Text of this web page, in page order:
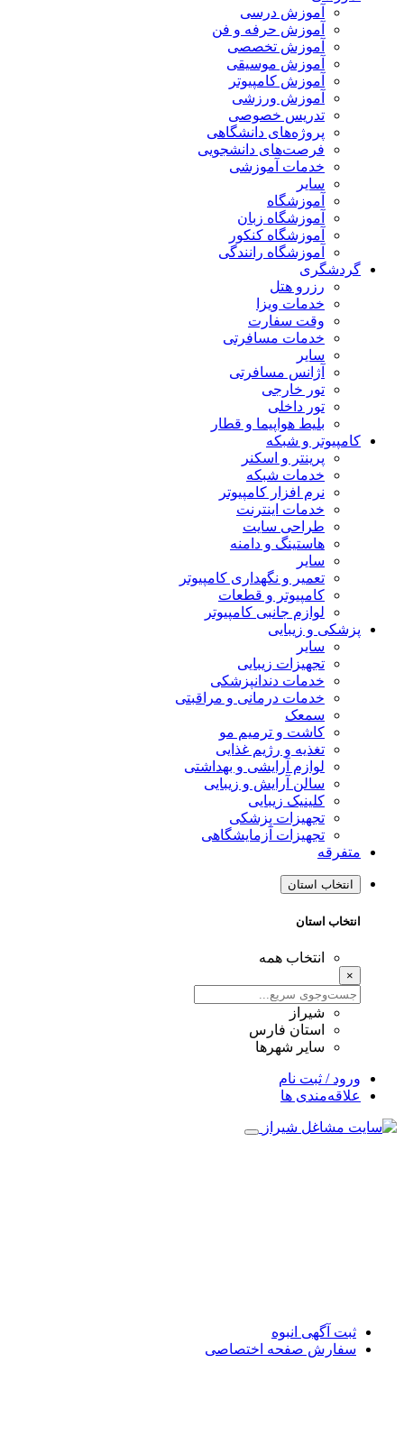
آموزش درسی
آموزش حرفه و فن
آموزش تخصصی
آموزش موسیقی
آموزش کامپیوتر
آموزش ورزشی
تدریس خصوصی
پروژه‌های دانشگاهی
فرصت‌های دانشجویی
خدمات آموزشی
سایر
آموزشگاه
آموزشگاه زبان
آموزشگاه کنکور
آموزشگاه رانندگی
گردشگری
رزرو هتل
خدمات ویزا
وقت سفارت
خدمات مسافرتی
سایر
آژانس مسافرتی
تور خارجی
تور داخلی
بلیط هواپیما و قطار
کامپیوتر و شبکه
پرینتر و اسکنر
خدمات شبکه
نرم افزار کامپیوتر
خدمات اینترنت
طراحی سایت
هاستینگ و دامنه
سایر
تعمیر و نگهداری کامپیوتر
کامپیوتر و قطعات
لوازم جانبی کامپیوتر
پزشکی و زیبایی
سایر
تجهیزات زیبایی
خدمات دندانپزشکی
خدمات درمانی و مراقبتی
سمعک
کاشت و ترمیم مو
تغذیه و رژیم غذایی
لوازم آرایشی و بهداشتی
سالن آرایش و زیبایی
کلینیک زیبایی
تجهیزات پزشکی
تجهیزات آزمایشگاهی
متفرقه
انتخاب استان
انتخاب استان
انتخاب همه
×
شیراز
استان فارس
سایر شهرها
ورود / ثبت نام
علاقه‌مندی ها
ثبت آگهی انبوه
سفارش صفحه اختصاصی